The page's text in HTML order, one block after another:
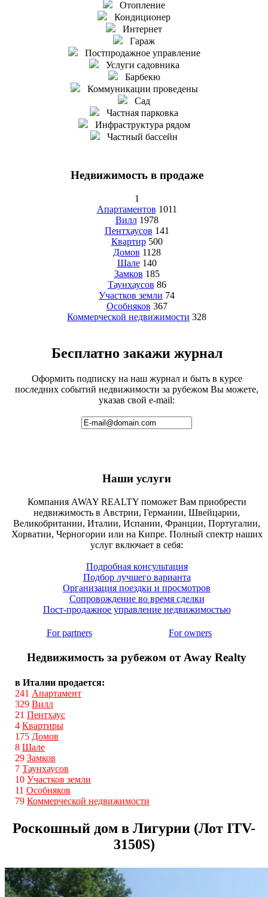
Отопление
Кондиционер
Интернет
Гараж
Постпродажное управление
Услуги садовника
Барбекю
Коммуникации проведены
Сад
Частная парковка
Инфраструктура рядом
Частный бассейн
Недвижимость в продаже
1
Апартаментов 1011
Вилл 1978
Пентхаусов 141
Квартир 500
Домов 1128
Шале 140
Замков 185
Таунхаусов 86
Участков земли 74
Особняков 367
Коммерческой недвижимости 328
Бесплатно закажи журнал
Оформить подписку на наш журнал и быть в курсе
последних событий недвижимости за рубежом Вы можете,
указав свой e-mail:
Наши услуги
Компания AWAY REALTY поможет Вам приобрести
недвижимость в Австрии, Германии, Швейцарии,
Великобритании, Италии, Испании, Франции, Португалии,
Хорватии, Черногории или на Кипре. Полный спектр наших
услуг включает в себя:
Подробная консультация
Подбор лучшего варианта
Организация поездки и просмотров
Сопровождение во время сделки
Пост-продажное управление недвижимостью
For partners For owners
Недвижимость за рубежом от Away Realty
в Италии продается:
241 Апартамент
329 Вилл
21 Пентхаус
4 Квартиры
175 Домов
8 Шале
29 Замков
7 Таунхаусов
10 Участков земли
11 Особняков
79 Коммерческой недвижимости
Роскошный дом в Лигурии (Лот ITV-
3150S)